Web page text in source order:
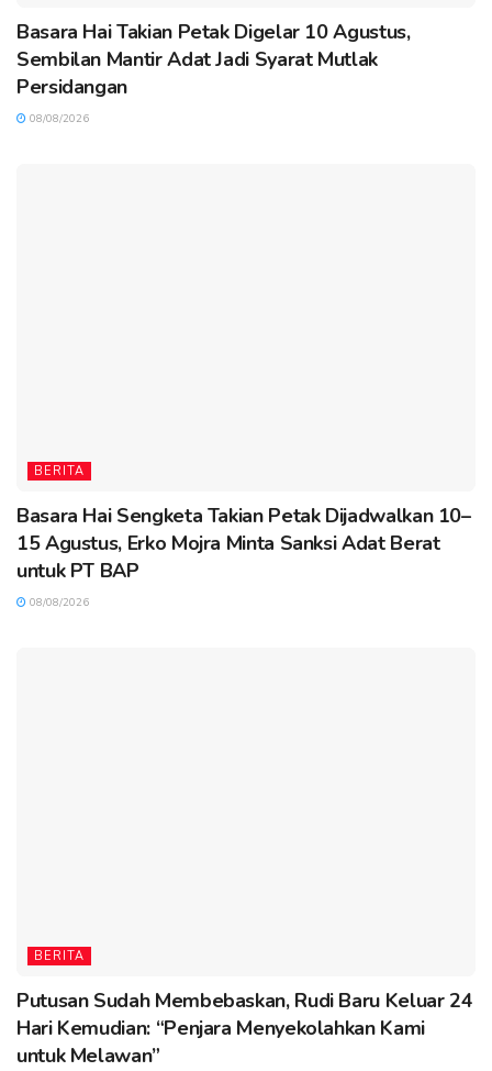
Basara Hai Takian Petak Digelar 10 Agustus,
Sembilan Mantir Adat Jadi Syarat Mutlak
Persidangan
08/08/2026
BERITA
Basara Hai Sengketa Takian Petak Dijadwalkan 10–
15 Agustus, Erko Mojra Minta Sanksi Adat Berat
untuk PT BAP
08/08/2026
BERITA
Putusan Sudah Membebaskan, Rudi Baru Keluar 24
Hari Kemudian: “Penjara Menyekolahkan Kami
untuk Melawan”